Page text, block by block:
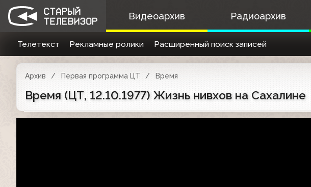
Видеоархив Радиоархив
Телетекст Рекламные ролики Расширенный поиск записей
Архив Первая программа ЦТ Время
Время (ЦТ, 12.10.1977) Жизнь нивхов на Сахалине